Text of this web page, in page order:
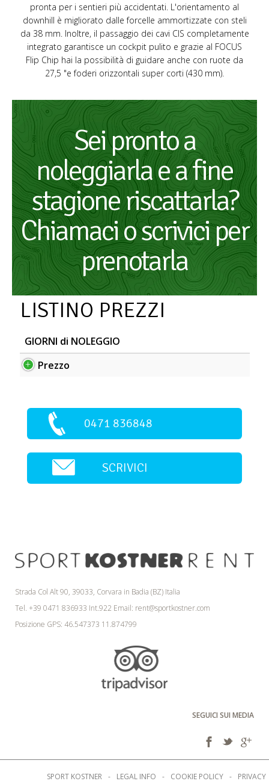
pronta per i sentieri più accidentati. L'orientamento al
downhill è migliorato dalle forcelle ammortizzate con steli
da 38 mm. Inoltre, il passaggio dei cavi CIS completamente
integrato garantisce un cockpit pulito e grazie al FOCUS
Flip Chip hai la possibilità di guidare anche con ruote da
27,5 "e foderi orizzontali super corti (430 mm).
Sei pronto a
noleggiarla e a fine
stagione riscattarla?
Chiamaci o scrivici per
prenotarla
LISTINO PREZZI
GIORNI di NOLEGGIO
Prezzo
0471 836848
SCRIVICI
Strada Col Alt 90, 39033, Corvara in Badia (BZ) Italia
Tel. +39 0471 836933 Int.922 Email: rent@sportkostner.com
Posizione GPS: 46.547373 11.874799
SEGUICI SUI MEDIA
PRIVACY
-
COOKIE POLICY
-
LEGAL INFO
-
SPORT KOSTNER